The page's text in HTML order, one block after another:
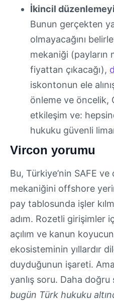
İkincil düzenlemeyi
Bunun gerçekten
olmayacağını
mekaniği (payların
fiyattan çıkacağı),
iskontonun ele
önleme ve öncelik,
etkileşim ve:
hukuku güvenli
Vircon yorumu
Bu, Türkiye’nin SAFE
mekaniğini offshore
pay tablosunda işler
adım. Rozetli girişimler
açılım ve kanun
ekosisteminin yıllardır
duyduğunun işareti. Ama
yanlış soru. Daha doğru
bugün Türk hukuku